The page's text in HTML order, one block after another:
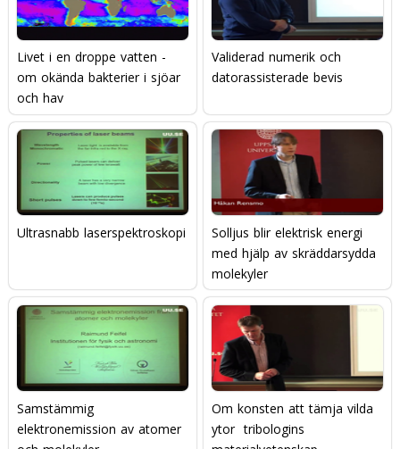
Livet i en droppe vatten -
om okända bakterier i sjöar
och hav
Validerad numerik och
datorassisterade bevis
Ultrasnabb laserspektroskopi
Solljus blir elektrisk energi
med hjälp av skräddarsydda
molekyler
Samstämmig
elektronemission av atomer
Om konsten att tämja vilda
ytor  tribologins